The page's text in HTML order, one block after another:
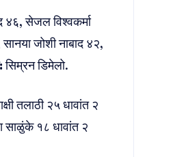
४६, सेजल विश्वकर्मा
जोशी नाबाद ४२,
सिम्रन डिमेलो.
तलाठी २५ धावांत २
साळुंके १८ धावांत २